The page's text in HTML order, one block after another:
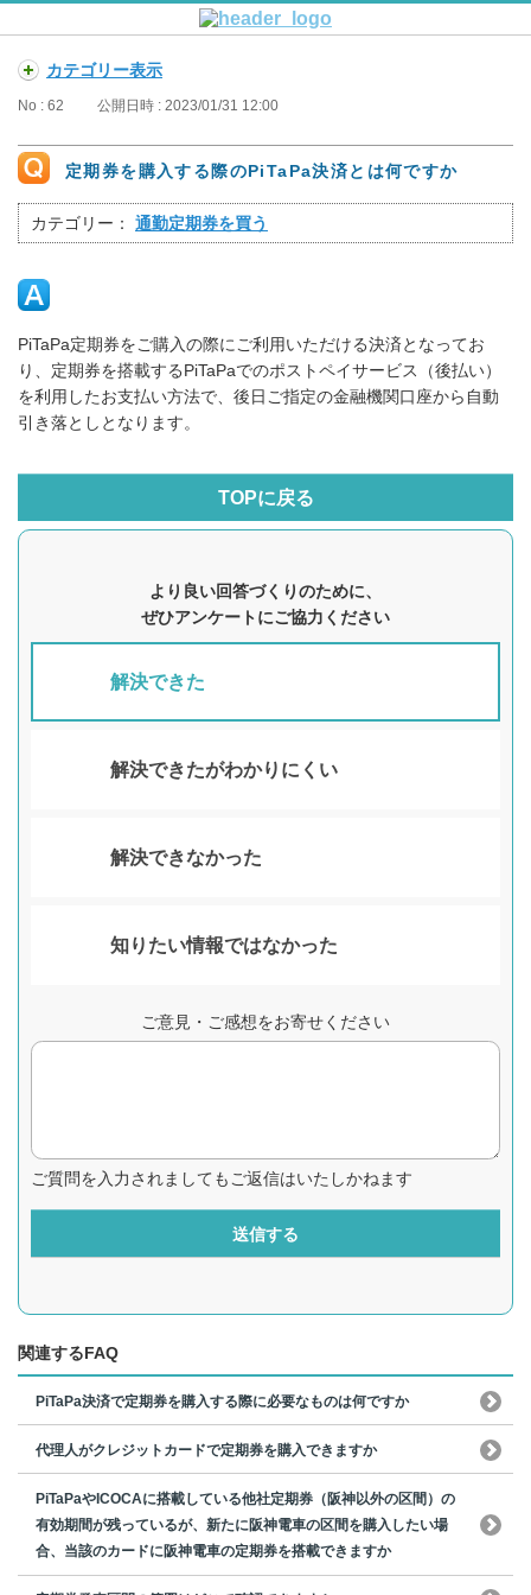
カテゴリー表示
No : 62 公開日時 : 2023/01/31 12:00
定期券を購入する際のPiTaPa決済とは何ですか
カテゴリー： 通勤定期券を買う
PiTaPa定期券をご購入の際にご利用いただける決済となってお
り、定期券を搭載するPiTaPaでのポストペイサービス（後払い）
を利用したお支払い方法で、後日ご指定の金融機関口座から自動
引き落としとなります。
TOPに戻る
より良い回答づくりのために、
ぜひアンケートにご協力ください
解決できた
解決できたがわかりにくい
解決できなかった
知りたい情報ではなかった
ご意見・ご感想をお寄せください
ご質問を入力されましてもご返信はいたしかねます
送信する
関連するFAQ
PiTaPa決済で定期券を購入する際に必要なものは何ですか
代理人がクレジットカードで定期券を購入できますか
PiTaPaやICOCAに搭載している他社定期券（阪神以外の区間）の
有効期間が残っているが、新たに阪神電車の区間を購入したい場
合、当該のカードに阪神電車の定期券を搭載できますか